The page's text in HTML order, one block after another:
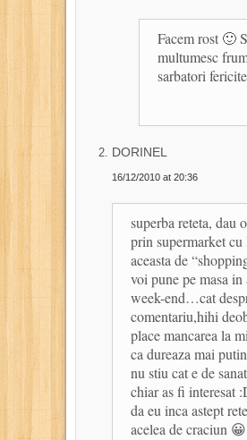
Facem rost 🙂
multumesc
sarbatori
DORINEL
16/12/2010 at 20:36
superba reteta, dau
prin supermarket cu
aceasta de
voi pune pe masa in
week-end…cat
comentariu,hihi
place mancarea la
ca dureaza mai
nu stiu cat e de
chiar as fi interesat
da eu inca astept
acelea de craciun 😀